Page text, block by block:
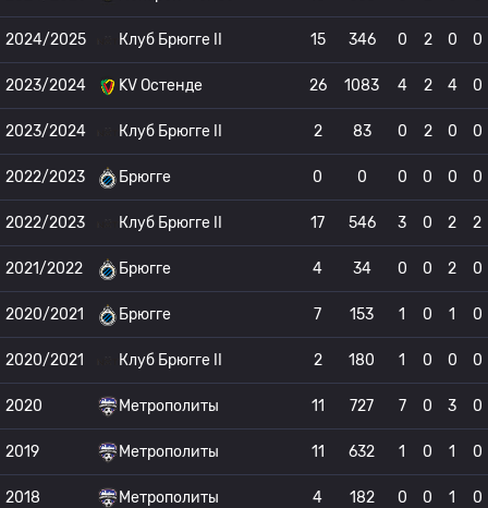
2024/2025 Клуб Брюгге II 15 346 0 2 0 0
2023/2024 KV Остенде 26 1083 4 2 4 0
2023/2024 Клуб Брюгге II 2 83 0 2 0 0
2022/2023 Брюгге 0 0 0 0 0 0
2022/2023 Клуб Брюгге II 17 546 3 0 2 2
2021/2022 Брюгге 4 34 0 0 2 0
2020/2021 Брюгге 7 153 1 0 1 0
2020/2021 Клуб Брюгге II 2 180 1 0 0 0
2020 Метрополиты 11 727 7 0 3 0
2019 Метрополиты 11 632 1 0 1 0
2018 Метрополиты 4 182 0 0 1 0